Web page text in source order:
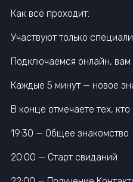
Как всё проходит:
Участвуют только
Подключаемся онлайн, вам
Каждые 5 минут — новое
В конце отмечаете тех,
19:30 — Общее знакомство
20:00 — Старт свиданий